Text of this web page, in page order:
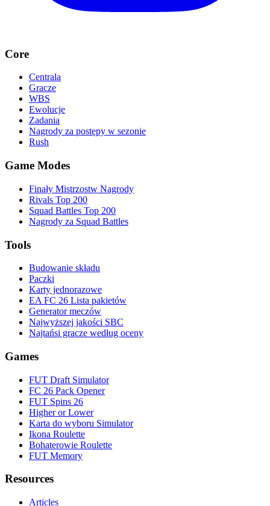
Core
Centrala
Gracze
WBS
Ewolucje
Zadania
Nagrody za postępy w sezonie
Rush
Game Modes
Finały Mistrzostw Nagrody
Rivals Top 200
Squad Battles Top 200
Nagrody za Squad Battles
Tools
Budowanie składu
Paczki
Karty jednorazowe
EA FC 26 Lista pakietów
Generator meczów
Najwyższej jakości SBC
Najtańsi gracze według oceny
Games
FUT Draft Simulator
FC 26 Pack Opener
FUT Spins 26
Higher or Lower
Karta do wyboru Simulator
Ikona Roulette
Bohaterowie Roulette
FUT Memory
Resources
Articles